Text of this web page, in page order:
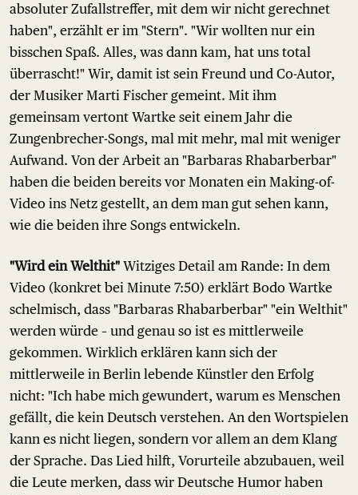
absoluter Zufallstreffer, mit dem wir nicht gerechnet
haben", erzählt er im "Stern". "Wir wollten nur ein
bisschen Spaß. Alles, was dann kam, hat uns total
überrascht!" Wir, damit ist sein Freund und Co-Autor,
der Musiker Marti Fischer gemeint. Mit ihm
gemeinsam vertont Wartke seit einem Jahr die
Zungenbrecher-Songs, mal mit mehr, mal mit weniger
Aufwand. Von der Arbeit an "Barbaras Rhabarberbar"
haben die beiden bereits vor Monaten ein Making-of-
Video ins Netz gestellt, an dem man gut sehen kann,
wie die beiden ihre Songs entwickeln.
"Wird ein Welthit" Witziges Detail am Rande: In dem
Video (konkret bei Minute 7:50) erklärt Bodo Wartke
schelmisch, dass "Barbaras Rhabarberbar" "ein Welthit"
werden würde – und genau so ist es mittlerweile
gekommen. Wirklich erklären kann sich der
mittlerweile in Berlin lebende Künstler den Erfolg
nicht: "Ich habe mich gewundert, warum es Menschen
gefällt, die kein Deutsch verstehen. An den Wortspielen
kann es nicht liegen, sondern vor allem an dem Klang
der Sprache. Das Lied hilft, Vorurteile abzubauen, weil
die Leute merken, dass wir Deutsche Humor haben